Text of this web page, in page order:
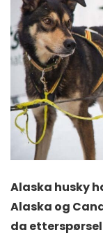
Alaska husky
Alaska og
da